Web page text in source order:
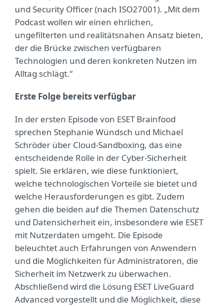
und Security Officer (nach ISO27001). „Mit dem
Podcast wollen wir einen ehrlichen,
ungefilterten und realitätsnahen Ansatz bieten,
der die Brücke zwischen verfügbaren
Technologien und deren konkreten Nutzen im
Alltag schlägt.“
Erste Folge bereits verfügbar
In der ersten Episode von ESET Brainfood
sprechen Stephanie Wündsch und Michael
Schröder über Cloud-Sandboxing, das eine
entscheidende Rolle in der Cyber-Sicherheit
spielt. Sie erklären, wie diese funktioniert,
welche technologischen Vorteile sie bietet und
welche Herausforderungen es gibt. Zudem
gehen die beiden auf die Themen Datenschutz
und Datensicherheit ein, insbesondere wie ESET
mit Nutzerdaten umgeht. Die Episode
beleuchtet auch Erfahrungen von Anwendern
und die Möglichkeiten für Administratoren, die
Sicherheit im Netzwerk zu überwachen.
Abschließend wird die Lösung ESET LiveGuard
Advanced vorgestellt und die Möglichkeit, diese